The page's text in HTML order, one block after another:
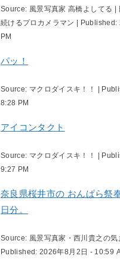
Source: 風景写真家 高橋よしてる |
続けるプロカメラマン | Published:
PM
パッ！
Source: マクロダイスキ！！ |
8:28 PM
アイコンタクト
Source: マクロダイスキ！！ |
9:27 PM
奈良県桜井市の おんぱら祭
日分。
Source: 風景写真家・西川貴之の気
Published: 2026年8月2日 - 10:59